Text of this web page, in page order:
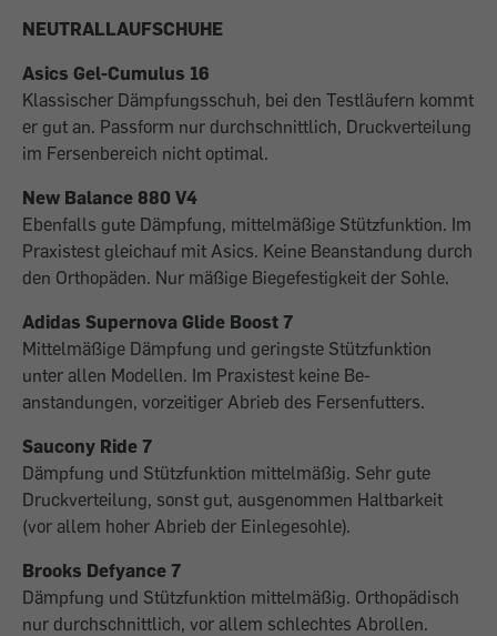
NEUTRALLAUFSCHUHE
Asics Gel-Cumulus 16
Klassischer Dämpfungsschuh, bei den Testläufern kommt
er gut an. Passform nur durchschnittlich, Druckverteilung
im Fersenbereich nicht optimal.
New Balance 880 V4
Ebenfalls gute Dämpfung, mittelmäßige Stützfunktion. Im
Praxistest gleichauf mit Asics. Keine Beanstandung durch
den Orthopäden. Nur mäßige Biege­­fes­tigkeit der ­Sohle.
Adidas Supernova Glide Boost 7
Mittelmäßige Dämpfung und geringste Stützfunktion
unter allen Modellen. Im Praxis­test keine Be­
anstandungen, vor­zeitiger Abrieb des Fersenfutters.
Saucony Ride 7
Dämpfung und Stützfunktion mittelmäßig. Sehr gute
Druckverteilung, sonst gut, aus­ge­nommen Haltbarkeit
(vor allem hoher Abrieb der Einlegesohle).
Brooks Defyance 7
Dämpfung und Stützfunktion mittelmäßig. Orthopädisch
nur durchschnittlich, vor allem schlechtes Abrollen.